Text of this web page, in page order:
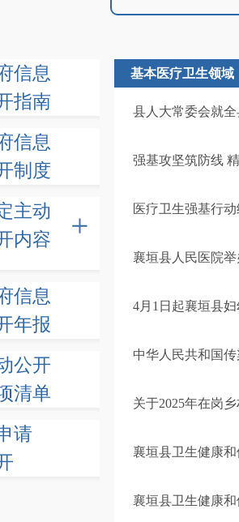
信息
指南
信息
制度
主动
内容
信息
年报
公开
清单
请
基本医疗卫生领域
县人大常委会就
强基攻坚筑防线
医疗卫生强基行
襄垣县人民医院
4月1日起襄垣县
中华人民共和国
关于2025年在岗
襄垣县卫生健康
襄垣县卫生健康